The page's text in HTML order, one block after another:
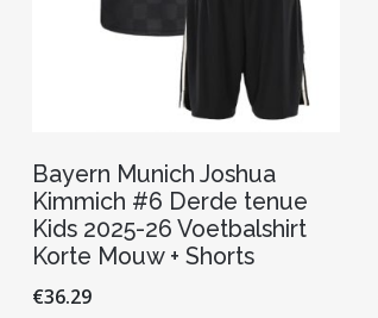
Bayern Munich Joshua
Kimmich #6 Derde tenue
Kids 2025-26 Voetbalshirt
Korte Mouw + Shorts
€36.29